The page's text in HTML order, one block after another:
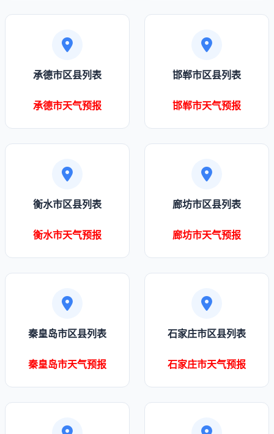
承德市区县列表
承德市天气预报
邯郸市区县列表
邯郸市天气预报
衡水市区县列表
衡水市天气预报
廊坊市区县列表
廊坊市天气预报
秦皇岛市区县列表
秦皇岛市天气预报
石家庄市区县列表
石家庄市天气预报